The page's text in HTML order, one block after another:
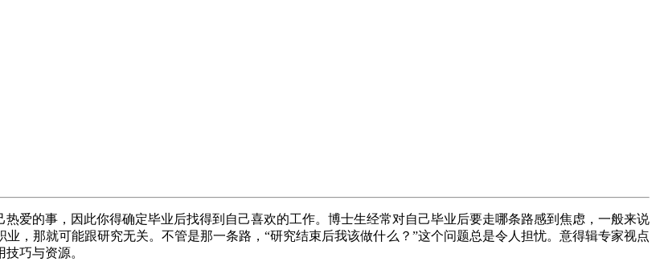
爱的事，因此你得确定毕业后找得到自己喜欢的工作。博士生经常对自己毕业后要走哪条路感到焦虑，一般来说
，那就可能跟研究无关。不管是那一条路，“研究结束后我该做什么？”这个问题总是令人担忧。意得辑专家视点
巧与资源。